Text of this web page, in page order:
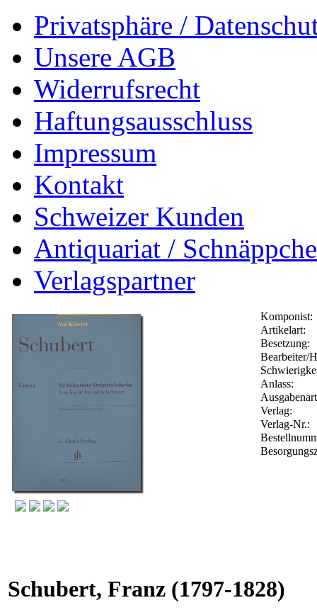
Privatsphäre /
Unsere AGB
Widerrufsrecht
Haftungsausschluss
Impressum
Kontakt
Schweizer Kunden
Antiquariat /
Verlagspartner
Komponist:
Artikelart:
Besetzung:
Bearbeiter/
Anlass:
Verlag:
Verlag-Nr.:
Schubert, Franz (1797-1828)